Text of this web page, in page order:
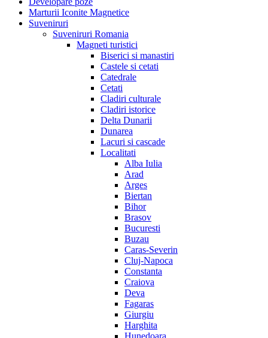
Marturii Iconite Magnetice
Suveniruri
Suveniruri Romania
Magneti turistici
Biserici si manastiri
Castele si cetati
Catedrale
Cetati
Cladiri culturale
Cladiri istorice
Delta Dunarii
Dunarea
Lacuri si cascade
Localitati
Alba Iulia
Arad
Arges
Biertan
Bihor
Brasov
Bucuresti
Buzau
Caras-Severin
Cluj-Napoca
Constanta
Craiova
Deva
Fagaras
Giurgiu
Harghita